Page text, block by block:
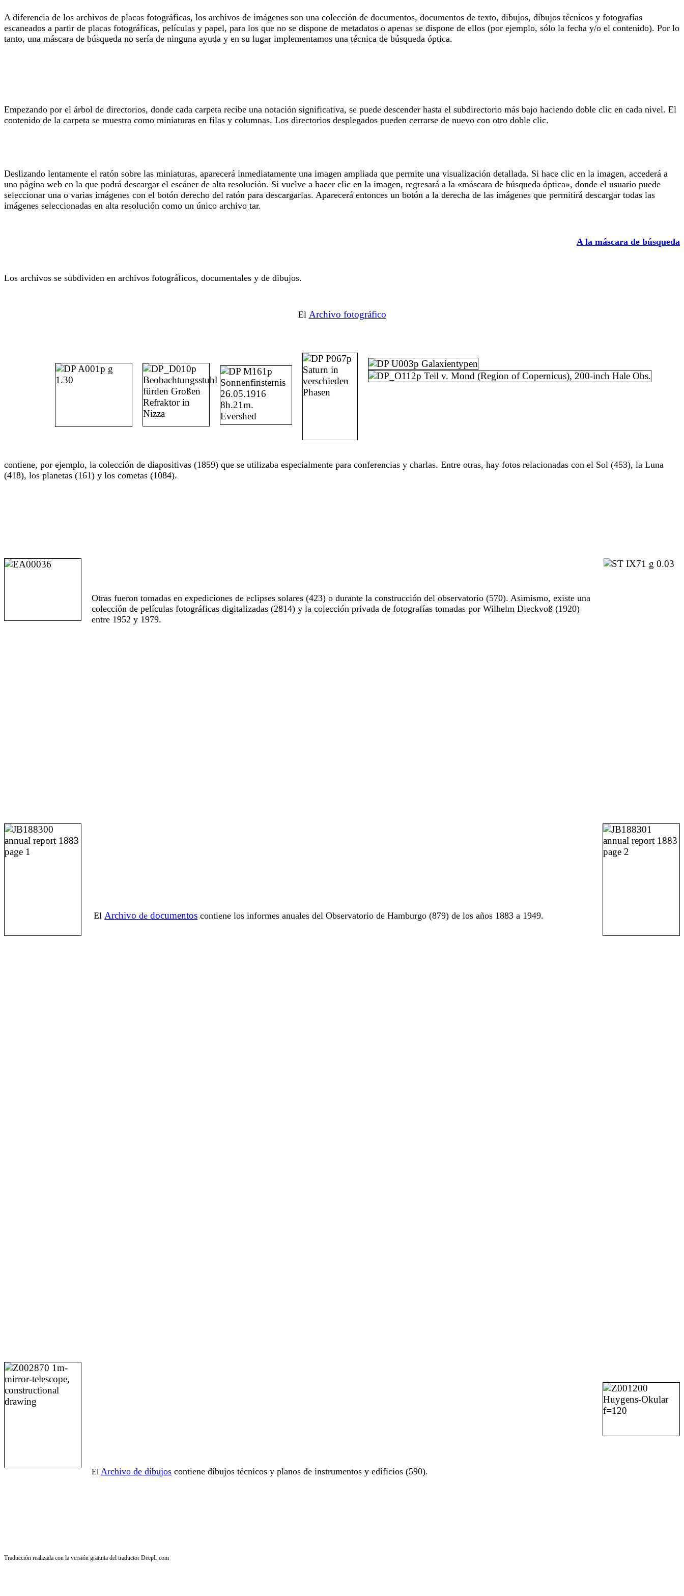
A diferencia de los archivos de placas fotográficas, los archivos de imágenes son una colección de documentos, documentos de texto, dibujos, dibujos técnicos y fotografías
escaneados a partir de placas fotográficas, películas y papel, para los que no se dispone de metadatos o apenas se dispone de ellos (por ejemplo, sólo la fecha y/o el contenido). Por lo
tanto, una máscara de búsqueda no sería de ninguna ayuda y en su lugar implementamos una técnica de búsqueda óptica.
Empezando por el árbol de directorios, donde cada carpeta recibe una notación significativa, se puede descender hasta el subdirectorio más bajo haciendo doble clic en cada nivel. El
contenido de la carpeta se muestra como miniaturas en filas y columnas. Los directorios desplegados pueden cerrarse de nuevo con otro doble clic.
Deslizando lentamente el ratón sobre las miniaturas, aparecerá inmediatamente una imagen ampliada que permite una visualización detallada. Si hace clic en la imagen, accederá a
una página web en la que podrá descargar el escáner de alta resolución. Si vuelve a hacer clic en la imagen, regresará a la «máscara de búsqueda óptica», donde el usuario puede
seleccionar una o varias imágenes con el botón derecho del ratón para descargarlas. Aparecerá entonces un botón a la derecha de las imágenes que permitirá descargar todas las
imágenes seleccionadas en alta resolución como un único archivo tar.
A la máscara de búsqueda
Los archivos se subdividen en archivos fotográficos, documentales y de dibujos.
El Archivo fotográfico
contiene, por ejemplo, la colección de diapositivas (1859) que se utilizaba especialmente para conferencias y charlas. Entre otras, hay fotos relacionadas con el Sol (453), la Luna
(418), los planetas (161) y los cometas (1084).
Otras fueron tomadas en expediciones de eclipses solares (423) o durante la construcción del observatorio (570). Asimismo, existe una
colección de películas fotográficas digitalizadas (2814) y la colección privada de fotografías tomadas por Wilhelm Dieckvoß (1920)
entre 1952 y 1979.
El Archivo de documentos contiene los informes anuales del Observatorio de Hamburgo (879) de los años 1883 a 1949.
El Archivo de dibujos contiene dibujos técnicos y planos de instrumentos y edificios (590).
Traducción realizada con la versión gratuita del traductor DeepL.com